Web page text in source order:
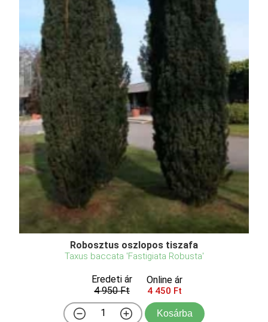
Robosztus oszlopos tiszafa
Taxus baccata 'Fastigiata Robusta'
Eredeti ár
4 950 Ft
Online ár
4 450 Ft
Kosárba